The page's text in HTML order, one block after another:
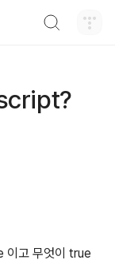
이고 무엇이 true